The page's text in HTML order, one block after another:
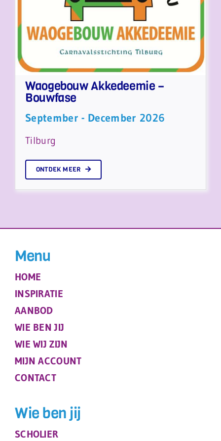
Waogebouw Akkedeemie –
Bouwfase
September - December 2026
Tilburg
ONTDEK MEER
Menu
HOME
INSPIRATIE
AANBOD
WIE BEN JIJ
WIE WIJ ZIJN
MIJN ACCOUNT
CONTACT
Wie ben jij
SCHOLIER